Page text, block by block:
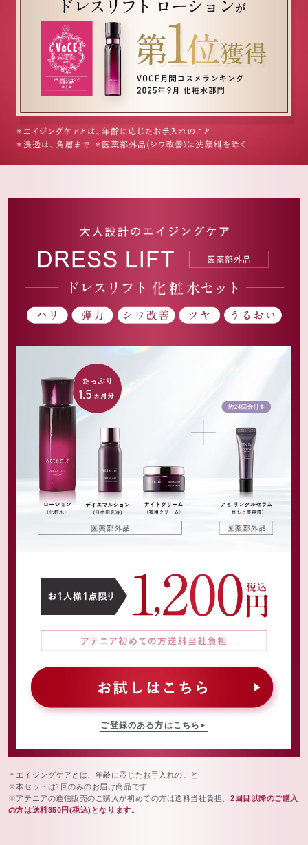
ご登録のある方はこちら
＊エイジングケアとは、年齢に応じたお手入れのこと
※本セットは1回のみのお届け商品です
※アテニアの通信販売のご購入が初めての方は送料当社負担、2回目以降のご購入
の方は送料350円(税込)となります。